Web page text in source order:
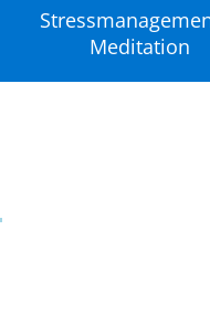
Meditation